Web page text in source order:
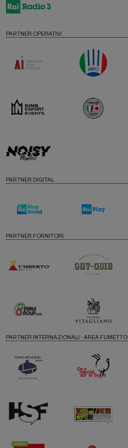
PARTNER OPERATIVI
PARTNER DIGITAL
PARTNER FORNITORI
PARTNER INTERNAZIONALI - AREA FUMETTO